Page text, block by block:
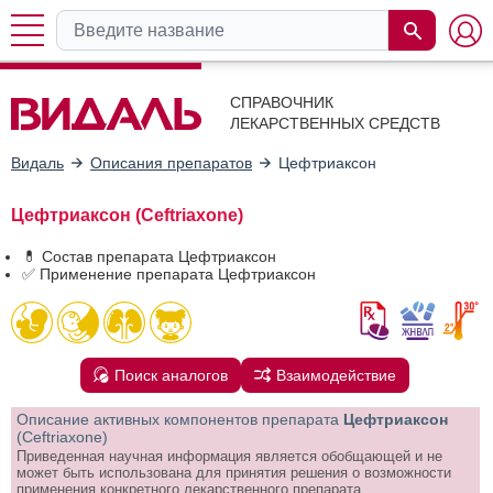
СПРАВОЧНИК
ЛЕКАРСТВЕННЫХ СРЕДСТВ
Видаль Описания препаратов Цефтриаксон
Цефтриаксон (Ceftriaxone)
💊 Состав препарата Цефтриаксон
✅ Применение препарата Цефтриаксон
Поиск аналогов Взаимодействие
Описание активных компонентов препарата Цефтриаксон
(Ceftriaxone)
Приведенная научная информация является обобщающей и не
может быть использована для принятия решения о возможности
применения конкретного лекарственного препарата.